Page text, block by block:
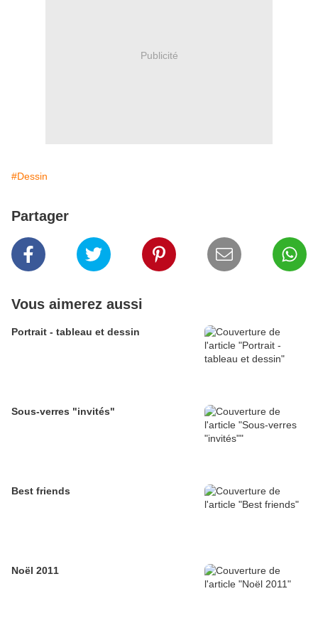
Publicité
#Dessin
Partager
Vous aimerez aussi
Portrait - tableau et dessin
Sous-verres "invités"
Best friends
Noël 2011